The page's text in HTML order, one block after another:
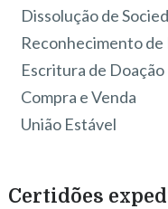
Dissolução de
Reconhecimento
Escritura de Doação
Compra e Venda
União Estável
Certidões